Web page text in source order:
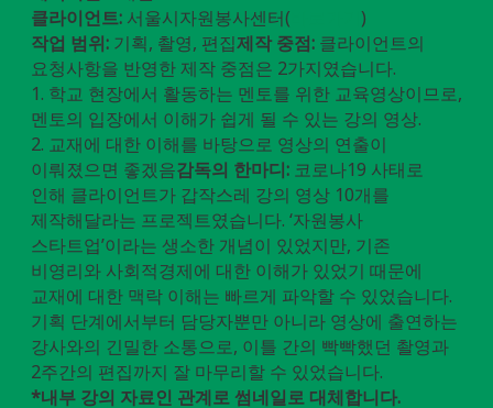
클라이언트: 서울시자원봉사센터(
)
작업 범위: 기획, 촬영, 편집제작 중점: 클라이언트의
요청사항을 반영한 제작 중점은 2가지였습니다.
1. 학교 현장에서 활동하는 멘토를 위한 교육영상이므로,
멘토의 입장에서 이해가 쉽게 될 수 있는 강의 영상.
2. 교재에 대한 이해를 바탕으로 영상의 연출이
이뤄졌으면 좋겠음감독의 한마디: 코로나19 사태로
인해 클라이언트가 갑작스레 강의 영상 10개를
제작해달라는 프로젝트였습니다. ‘자원봉사
스타트업’이라는 생소한 개념이 있었지만, 기존
비영리와 사회적경제에 대한 이해가 있었기 때문에
교재에 대한 맥락 이해는 빠르게 파악할 수 있었습니다.
기획 단계에서부터 담당자뿐만 아니라 영상에 출연하는
강사와의 긴밀한 소통으로, 이틀 간의 빡빡했던 촬영과
2주간의 편집까지 잘 마무리할 수 있었습니다.
*내부 강의 자료인 관계로 썸네일로 대체합니다.
LG화학놀이터 홍보 영상